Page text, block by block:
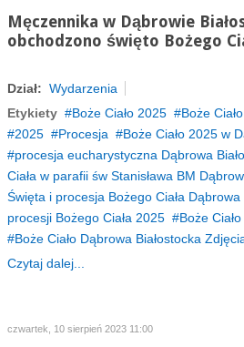
Męczennika w Dąbrowie
obchodzono święto Bożego
Dział: Wydarzenia
Etykiety
Boże Ciało 2025
Boże
2025
Procesja
Boże Ciało 2025 w
procesja eucharystyczna Dąbrowa
Ciała w parafii św Stanisława BM
Święta i procesja Bożego Ciała Dąbrowa
procesji Bożego Ciała 2025
Boże
Boże Ciało Dąbrowa Białostocka
Czytaj dalej...
czwartek, 10 sierpień 2023 11:00